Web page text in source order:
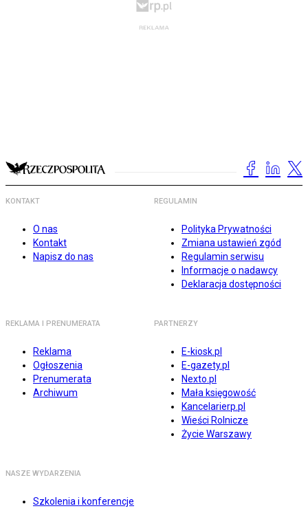
KONTAKT
O nas
Kontakt
Napisz do nas
REGULAMIN
Polityka Prywatności
Zmiana ustawień zgód
Regulamin serwisu
Informacje o nadawcy
Deklaracja dostępności
REKLAMA I PRENUMERATA
Reklama
Ogłoszenia
Prenumerata
Archiwum
PARTNERZY
E-kiosk.pl
E-gazety.pl
Nexto.pl
Mała księgowość
Kancelarierp.pl
Wieści Rolnicze
Życie Warszawy
NASZE WYDARZENIA
Szkolenia i konferencje